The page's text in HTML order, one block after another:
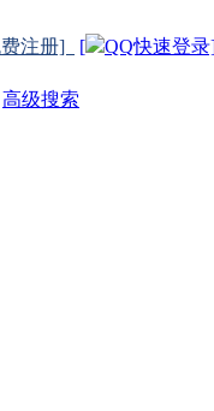
注册] [ QQ快速登
高级搜索